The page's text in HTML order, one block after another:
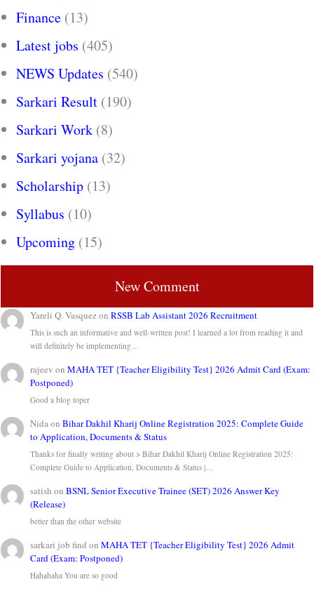
Finance (13)
Latest jobs (405)
NEWS Updates (540)
Sarkari Result (190)
Sarkari Work (8)
Sarkari yojana (32)
Scholarship (13)
Syllabus (10)
Upcoming (15)
New Comment
Yareli Q. VasquezonRSSB Lab Assistant 2026 Recruitment
This is such an informative and well-written post! I learned a lot from reading it and
will definitely be implementing…
rajeev onMAHA TET {Teacher Eligibility Test} 2026 Admit Card (Exam:
Postponed)
Good a blog toper
NidaonBihar Dakhil Kharij Online Registration 2025: Complete Guide
to Application, Documents & Status
Thanks for finally writing about > Bihar Dakhil Kharij Online Registration 2025:
Complete Guide to Application, Documents & Status |…
satish onBSNL Senior Executive Trainee (SET) 2026 Answer Key
(Release)
better than the other website
sarkari job find onMAHA TET {Teacher Eligibility Test} 2026 Admit
Card (Exam: Postponed)
Hahahaha You are so good